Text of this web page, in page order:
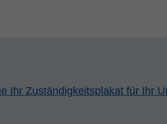
Ihr Zuständigkeitsplakat für Ihr